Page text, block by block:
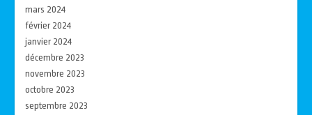
mars 2024
février 2024
janvier 2024
décembre 2023
novembre 2023
octobre 2023
septembre 2023